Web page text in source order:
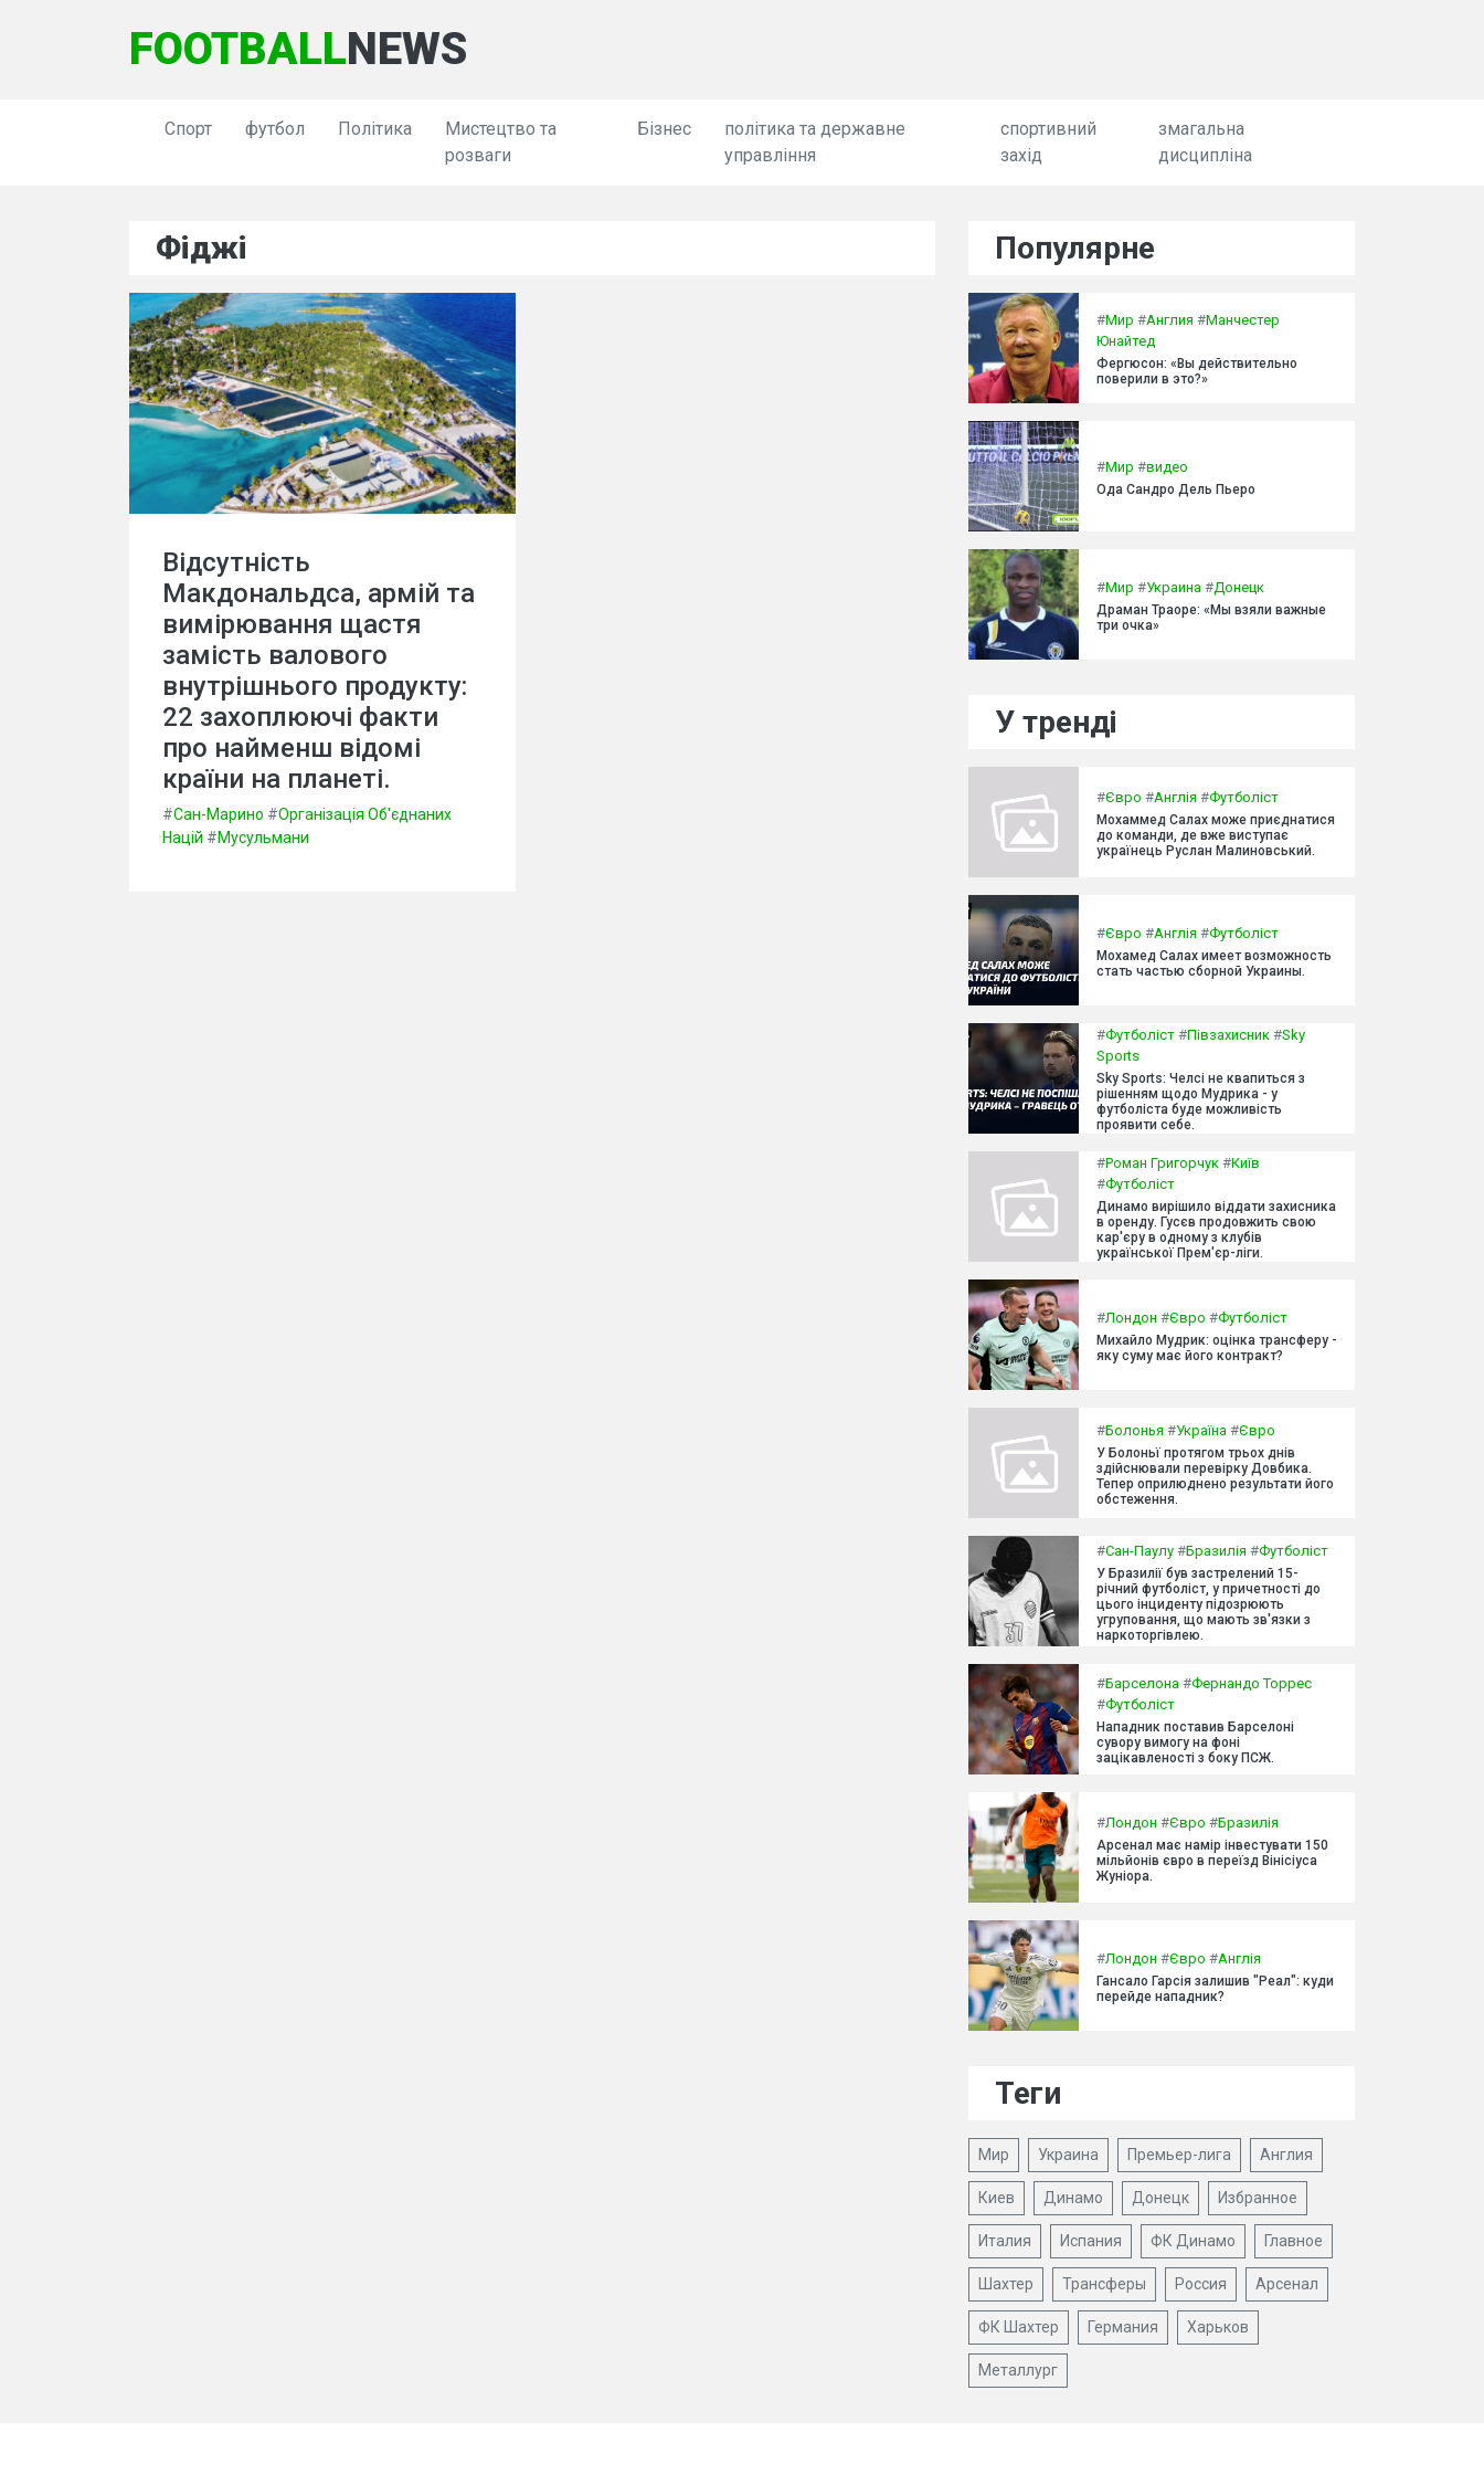
FOOTBALLNEWS
Спорт футбол Політика
Мистецтво та
розваги
Бізнес
політика та державне
управління
спортивний
захід
змагальна
дисципліна
Фіджі
Відсутність
Макдональдса, армій та
вимірювання щастя
замість валового
внутрішнього продукту:
22 захоплюючі факти
про найменш відомі
країни на планеті.
#Сан-Марино #Організація Об'єднаних
Націй #Мусульмани
Популярне
#Мир #Англия #Манчестер
Юнайтед
Фергюсон: «Вы действительно
поверили в это?»
#Мир #видео
Ода Сандро Дель Пьеро
#Мир #Украина #Донецк
Драман Траоре: «Мы взяли важные
три очка»
У тренді
#Євро #Англія #Футболіст
Мохаммед Салах може приєднатися
до команди, де вже виступає
українець Руслан Малиновський.
#Євро #Англія #Футболіст
Мохамед Салах имеет возможность
стать частью сборной Украины.
#Футболіст #Півзахисник #Sky
Sports
Sky Sports: Челсі не квапиться з
рішенням щодо Мудрика - у
футболіста буде можливість
проявити себе.
#Роман Григорчук #Київ
#Футболіст
Динамо вирішило віддати захисника
в оренду. Гусєв продовжить свою
кар'єру в одному з клубів
української Прем'єр-ліги.
#Лондон #Євро #Футболіст
Михайло Мудрик: оцінка трансферу -
яку суму має його контракт?
#Болонья #Україна #Євро
У Болоньї протягом трьох днів
здійснювали перевірку Довбика.
Тепер оприлюднено результати його
обстеження.
#Сан-Паулу #Бразилія #Футболіст
У Бразилії був застрелений 15-
річний футболіст, у причетності до
цього інциденту підозрюють
угруповання, що мають зв'язки з
наркоторгівлею.
#Барселона #Фернандо Торрес
#Футболіст
Нападник поставив Барселоні
сувору вимогу на фоні
зацікавленості з боку ПСЖ.
#Лондон #Євро #Бразилія
Арсенал має намір інвестувати 150
мільйонів євро в переїзд Вінісіуса
Жуніора.
#Лондон #Євро #Англія
Гансало Гарсія залишив "Реал": куди
перейде нападник?
Теги
Мир Украина Премьер-лига Англия
Киев Динамо Донецк Избранное
Италия Испания ФК Динамо Главное
Шахтер Трансферы Россия Арсенал
ФК Шахтер Германия Харьков
Металлург